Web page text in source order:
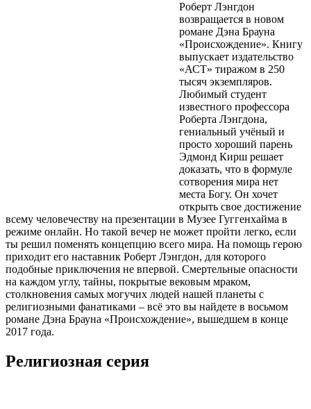
Роберт Лэнгдон
возвращается в новом
романе Дэна Брауна
«Происхождение». Книгу
выпускает издательство
«АСТ» тиражом в 250
тысяч экземпляров.
Любимый студент
известного профессора
Роберта Лэнгдона,
гениальный учёный и
просто хороший парень
Эдмонд Кирш решает
доказать, что в формуле
сотворения мира нет
места Богу. Он хочет
открыть свое достижение
всему человечеству на презентации в Музее Гуггенхайма в
режиме онлайн. Но такой вечер не может пройти легко, если
ты решил поменять концепцию всего мира. На помощь герою
приходит его наставник Роберт Лэнгдон, для которого
подобные приключения не впервой. Смертельные опасности
на каждом углу, тайны, покрытые вековым мраком,
столкновения самых могучих людей нашей планеты с
религиозными фанатиками – всё это вы найдете в восьмом
романе Дэна Брауна «Происхождение», вышедшем в конце
2017 года.
Религиозная серия